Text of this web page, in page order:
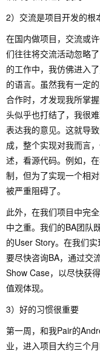
2）交流是项目开发的根
在国内做项目，交流或
们往往将交流活动忽略
的工作中，我仿佛进入
的语言。虽然我有一定
合作时，才发现我所掌
头似乎也打结了，我很
表达我的意见。这就导
成，整个实现对我而言
述，看源代码。例如，
制，但为了实现一个相
被严重阻碍了。
此外，在我们项目中完
中之重。我们的BA团队
的User Story。在我们
要尽快咨询BA，通过交
Show Case，以尽快获
值观体现。
3）好的习惯很重要
第一周，和我Pair的
业，进入项目大约三个